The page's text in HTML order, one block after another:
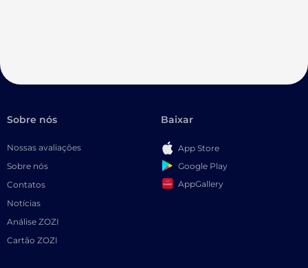
Sobre nós
Nossas avaliações
Sobre nós
Contatos
Notícias
Análise ZOZI
Cartão ZOZI
Baixar
App Store
Google Play
AppGallery